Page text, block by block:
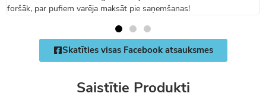
foršāk, par pufiem varēja maksāt pie saņemšanas!
Skatīties visas Facebook atsauksmes
Saistītie Produkti